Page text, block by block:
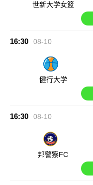
世新大学女篮
16:30 08-10
健行大学
16:30 08-10
邦警察FC